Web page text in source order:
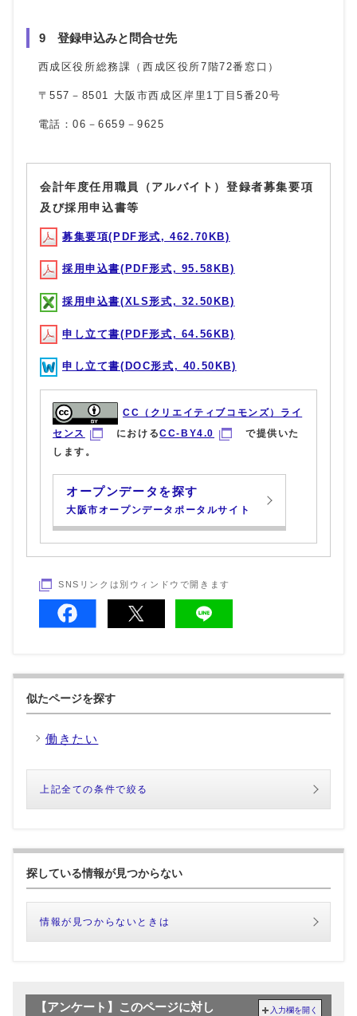
9 登録申込みと問合せ先
西成区役所総務課（西成区役所7階72番窓口）
〒557 － 8501 大阪市西成区岸里1丁目5番 20号
電話：06 －6659 －9625
会計年度任用職員（アルバイト）登録者募集要項
及び採用申込書等
募集要項(PDF形式, 462.70KB)
採用申込書(PDF形式, 95.58KB)
採用申込書(XLS形式, 32.50KB)
申し立て書(PDF形式, 64.56KB)
申し立て書(DOC形式, 40.50KB)
CC（クリエイティブコモンズ）ライ
センス
におけるCC-BY4.0
で提供いた
します。
オープンデータを探す
大阪市オープンデータポータルサイト
SNSリンクは別ウィンドウで開きます
似たページを探す
働きたい
上記全ての条件で絞る
探している情報が見つからない
情報が見つからないときは
【アンケート】このページに対し
入力欄を開く